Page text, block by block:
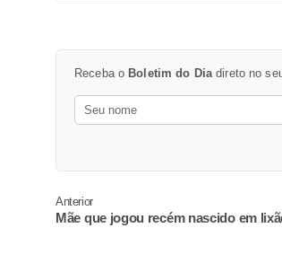
Receba o Boletim do Diadireto no
Anterior
Mãe que jogou recém nascido em